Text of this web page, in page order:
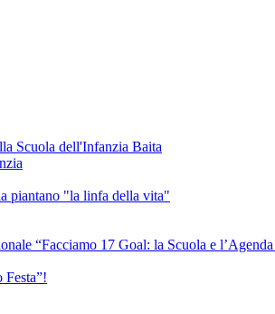
Scuola dell'Infanzia Baita
piantano "la linfa della vita"
“Facciamo 17 Goal: la Scuola e